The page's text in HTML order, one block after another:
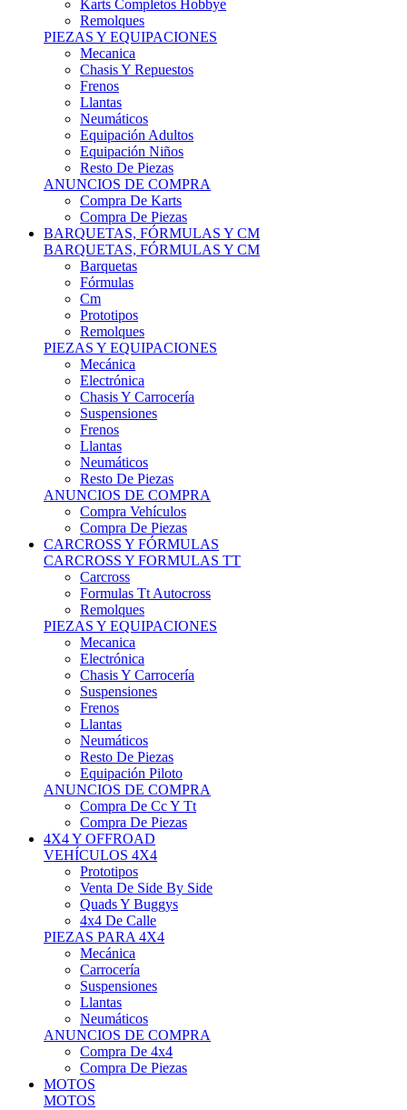
PIEZAS Y EQUIPACIONES
Mecanica
Chasis Y Repuestos
Frenos
Llantas
Neumáticos
Equipación Adultos
Equipación Niños
Resto De Piezas
ANUNCIOS DE COMPRA
Compra De Karts
Compra De Piezas
BARQUETAS, FÓRMULAS Y CM
BARQUETAS, FÓRMULAS Y CM
Barquetas
Fórmulas
Cm
Prototipos
Remolques
PIEZAS Y EQUIPACIONES
Mecánica
Electrónica
Chasis Y Carrocería
Suspensiones
Frenos
Llantas
Neumáticos
Resto De Piezas
ANUNCIOS DE COMPRA
Compra Vehículos
Compra De Piezas
CARCROSS Y FÓRMULAS
CARCROSS Y FORMULAS TT
Carcross
Formulas Tt Autocross
Remolques
PIEZAS Y EQUIPACIONES
Mecanica
Electrónica
Chasis Y Carrocería
Suspensiones
Frenos
Llantas
Neumáticos
Resto De Piezas
Equipación Piloto
ANUNCIOS DE COMPRA
Compra De Cc Y Tt
Compra De Piezas
4X4 Y OFFROAD
VEHÍCULOS 4X4
Prototipos
Venta De Side By Side
Quads Y Buggys
4x4 De Calle
PIEZAS PARA 4X4
Mecánica
Carrocería
Suspensiones
Llantas
Neumáticos
ANUNCIOS DE COMPRA
Compra De 4x4
Compra De Piezas
MOTOS
MOTOS
Motos De Circuito